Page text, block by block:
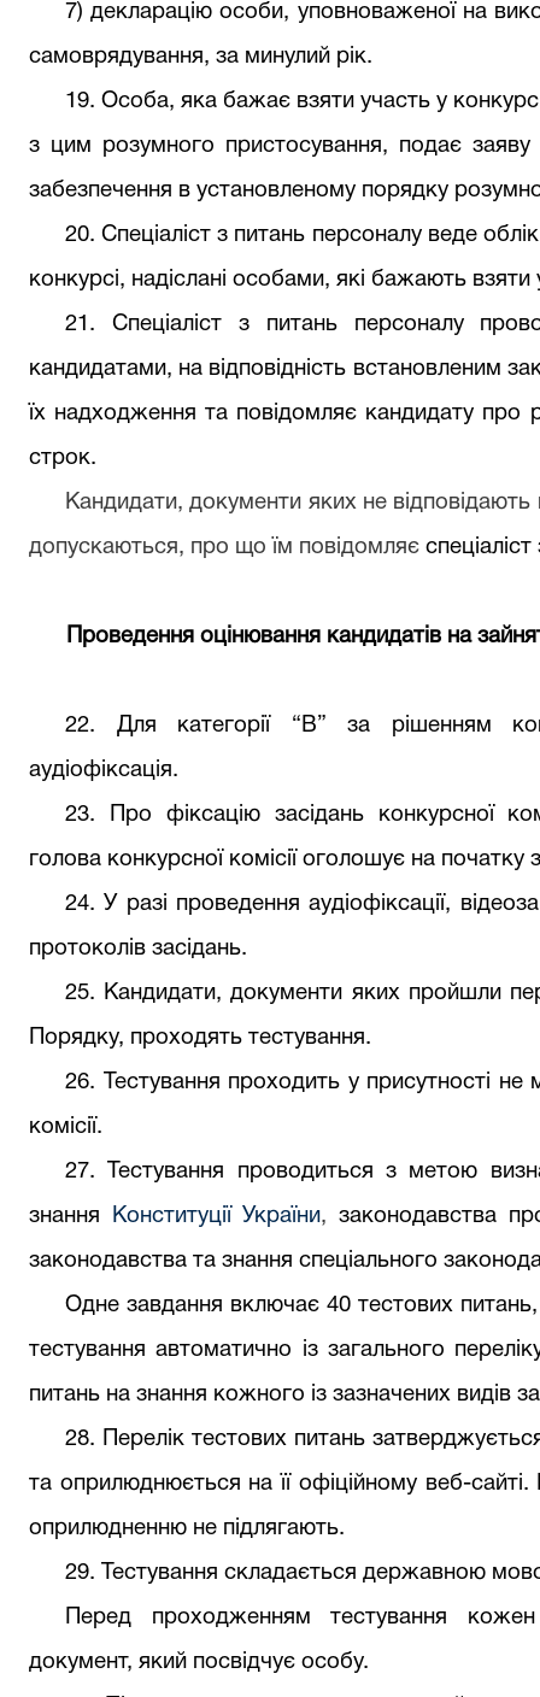
7) декларацію особи, уповноваженої на
самоврядування, за минулий рік.
19. Особа, яка бажає взяти участь у
з цим розумного пристосування, подає
забезпечення в установленому порядку
20. Спеціаліст з питань персоналу веде
конкурсі, надіслані особами, які бажають
21. Спеціаліст з питань персоналу
кандидатами, на відповідність встановленим
їх надходження та повідомляє кандидату про
строк.
Кандидати, документи яких не
допускаються, про що їм повідомляє
Проведення оцінювання кандидатів на
22. Для категорії “В” за рішенням
аудіофіксація.
23. Про фіксацію засідань конкурсної
голова конкурсної комісії оголошує на початку
24. У разі проведення аудіофіксації,
протоколів засідань.
25. Кандидати, документи яких пройшли
Порядку, проходять тестування.
26. Тестування проходить у присутності
комісії.
27. Тестування проводиться з метою
знання Конституції України, законодавства
законодавства та знання спеціального
Одне завдання включає 40 тестових
тестування автоматично із загального
питань на знання кожного із зазначених видів
28. Перелік тестових питань
та оприлюднюється на її офіційному веб-сайті.
оприлюдненню не підлягають.
29. Тестування складається державною
Перед проходженням тестування
документ, який посвідчує особу.